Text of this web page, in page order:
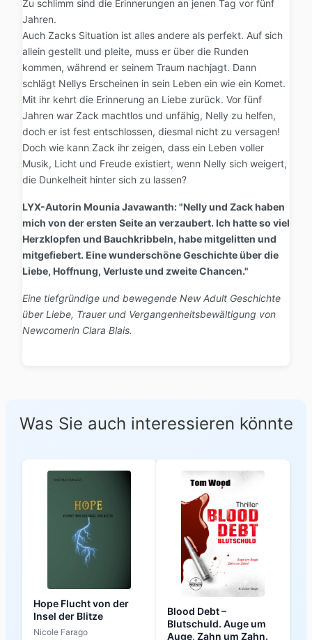
Zu schlimm sind die Erinnerungen an jenen Tag vor fünf
Jahren.
Auch Zacks Situation ist alles andere als perfekt. Auf sich
allein gestellt und pleite, muss er über die Runden
kommen, während er seinem Traum nachjagt. Dann
schlägt Nellys Erscheinen in sein Leben ein wie ein Komet.
Mit ihr kehrt die Erinnerung an Liebe zurück. Vor fünf
Jahren war Zack machtlos und unfähig, Nelly zu helfen,
doch er ist fest entschlossen, diesmal nicht zu versagen!
Doch wie kann Zack ihr zeigen, dass ein Leben voller
Musik, Licht und Freude existiert, wenn Nelly sich weigert,
die Dunkelheit hinter sich zu lassen?
LYX-Autorin Mounia Javawanth: "Nelly und Zack haben
mich von der ersten Seite an verzaubert. Ich hatte so viel
Herzklopfen und Bauchkribbeln, habe mitgelitten und
mitgefiebert. Eine wunderschöne Geschichte über die
Liebe, Hoffnung, Verluste und zweite Chancen."
Eine tiefgründige und bewegende New Adult Geschichte
über Liebe, Trauer und Vergangenheitsbewältigung von
Newcomerin Clara Blais.
Was Sie auch interessieren könnte
Hope Flucht von der
Insel der Blitze
Nicole Farago
Blood Debt –
Blutschuld. Auge um
Auge, Zahn um Zahn.